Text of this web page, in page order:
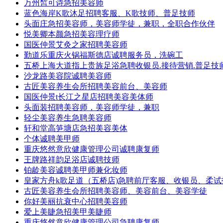
万州皙可诗急招美容师
蓝色海岸K歌沐足招聘客服、K歌技师、普足技师
头面庄急招美容师，美容师学徒，兼职，全职合作伙伴
悦美卿本颜急招美容理疗师
国医仲景艾灸之家招聘美容师
勤道乐重庆火锅福斯德店诚聘服务员，洗碗工
五桥上海大道指上贵族足浴急聘收银员.接待营销.普足技
沙龙路美容院诚聘美容师
古匠美容养生会所招聘美容前台、美容师
国医仲景t长江之星店招聘美容美体师
头面装招聘美容师，美容师学徒，兼职
轻尘美容养生急聘美容师
轩和堂高笋塘店急招美容美体
个体诚聘美甲师
重庆悠然意欣健康管理公司诚聘康复师
王牌路祥韵足浴店诚聘技师
铂龄美容诚聘美甲师兼化妆师
皇家方舟k歌足道（五桥店)急聘前厅客服、收银员、柔
古匠美容养生会所招聘美容师、美容前台、美容学徒
你好美丽抗衰中心招聘美容师
爱上美睫急招美甲美睫师